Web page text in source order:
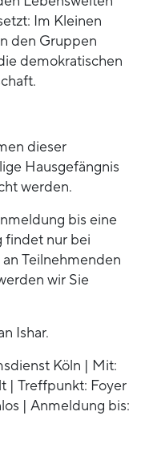
Im Kleinen
den Gruppen
demokratischen
dieser
Hausgefängnis
werden.
bis eine
findet nur bei
Teilnehmenden
wir Sie
Ishar.
Köln | Mit:
| Treffpunkt: Foyer
| Anmeldung bis: